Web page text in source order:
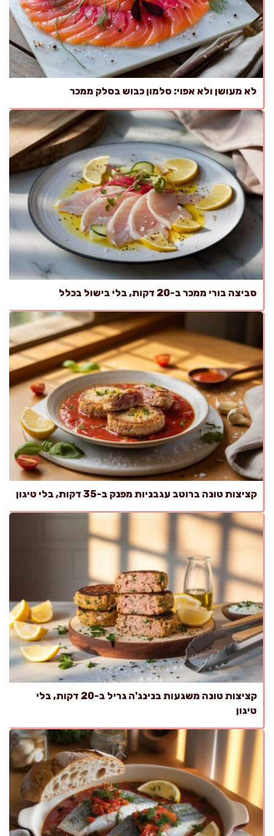
לא מעושן ולא אפוי: סלמון כבוש בסלק ממכר
סביצה בורי ממכר ב-20 דקות, בלי בישול בכלל
קציצות טונה ברוטב עגבניות מפנק ב-35 דקות, בלי טיגון
קציצות טונה משגעות בנינג'ה גריל ב-20 דקות, בלי
טיגון